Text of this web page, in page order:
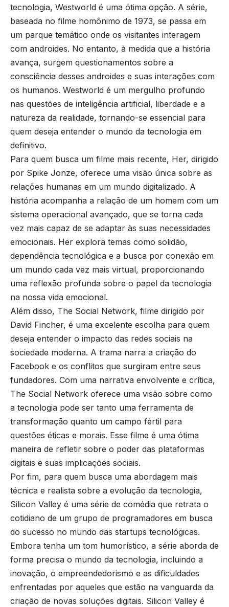
tecnologia, Westworld é uma ótima opção. A série,
baseada no filme homônimo de 1973, se passa em
um parque temático onde os visitantes interagem
com androides. No entanto, à medida que a história
avança, surgem questionamentos sobre a
consciência desses androides e suas interações com
os humanos. Westworld é um mergulho profundo
nas questões de inteligência artificial, liberdade e a
natureza da realidade, tornando-se essencial para
quem deseja entender o mundo da tecnologia em
definitivo.
Para quem busca um filme mais recente, Her, dirigido
por Spike Jonze, oferece uma visão única sobre as
relações humanas em um mundo digitalizado. A
história acompanha a relação de um homem com um
sistema operacional avançado, que se torna cada
vez mais capaz de se adaptar às suas necessidades
emocionais. Her explora temas como solidão,
dependência tecnológica e a busca por conexão em
um mundo cada vez mais virtual, proporcionando
uma reflexão profunda sobre o papel da tecnologia
na nossa vida emocional.
Além disso, The Social Network, filme dirigido por
David Fincher, é uma excelente escolha para quem
deseja entender o impacto das redes sociais na
sociedade moderna. A trama narra a criação do
Facebook e os conflitos que surgiram entre seus
fundadores. Com uma narrativa envolvente e crítica,
The Social Network oferece uma visão sobre como
a tecnologia pode ser tanto uma ferramenta de
transformação quanto um campo fértil para
questões éticas e morais. Esse filme é uma ótima
maneira de refletir sobre o poder das plataformas
digitais e suas implicações sociais.
Por fim, para quem busca uma abordagem mais
técnica e realista sobre a evolução da tecnologia,
Silicon Valley é uma série de comédia que retrata o
cotidiano de um grupo de programadores em busca
do sucesso no mundo das startups tecnológicas.
Embora tenha um tom humorístico, a série aborda de
forma precisa o mundo da tecnologia, incluindo a
inovação, o empreendedorismo e as dificuldades
enfrentadas por aqueles que estão na vanguarda da
criação de novas soluções digitais. Silicon Valley é